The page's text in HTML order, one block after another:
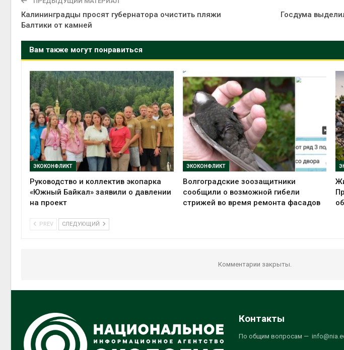
Калининградцы просят губернатора очистить пляжи
Балтики от камней
Госдума
Вам также могут понравиться
ЭКОКОНФЛИКТ
Руководство и коллектив экопарка
«Южный Байкал» заявили о давлении
на проект
ЭКОКОНФЛИКТ
Волгоградские зоозащитники
сообщили о возможной гибели
стрижей во время ремонта фасадов
PREV СЛЕДУЮЩИЙ
Комментарии закрыты.
Контакты
По общим вопросам —